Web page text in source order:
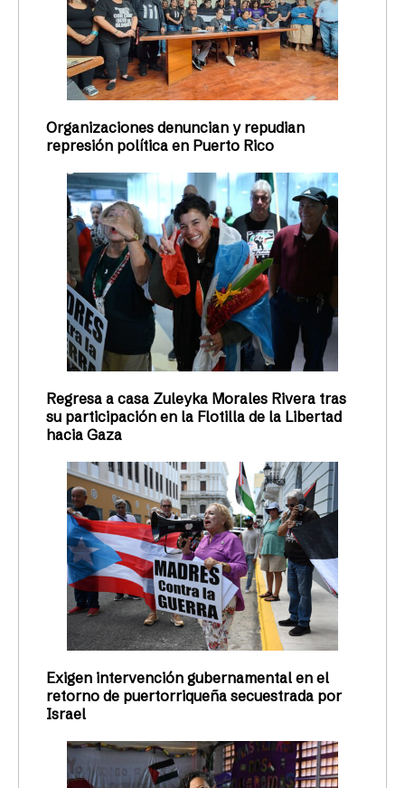
Organizaciones denuncian y repudian
represión política en Puerto Rico
Regresa a casa Zuleyka Morales Rivera tras
su participación en la Flotilla de la Libertad
hacia Gaza
Exigen intervención gubernamental en el
retorno de puertorriqueña secuestrada por
Israel